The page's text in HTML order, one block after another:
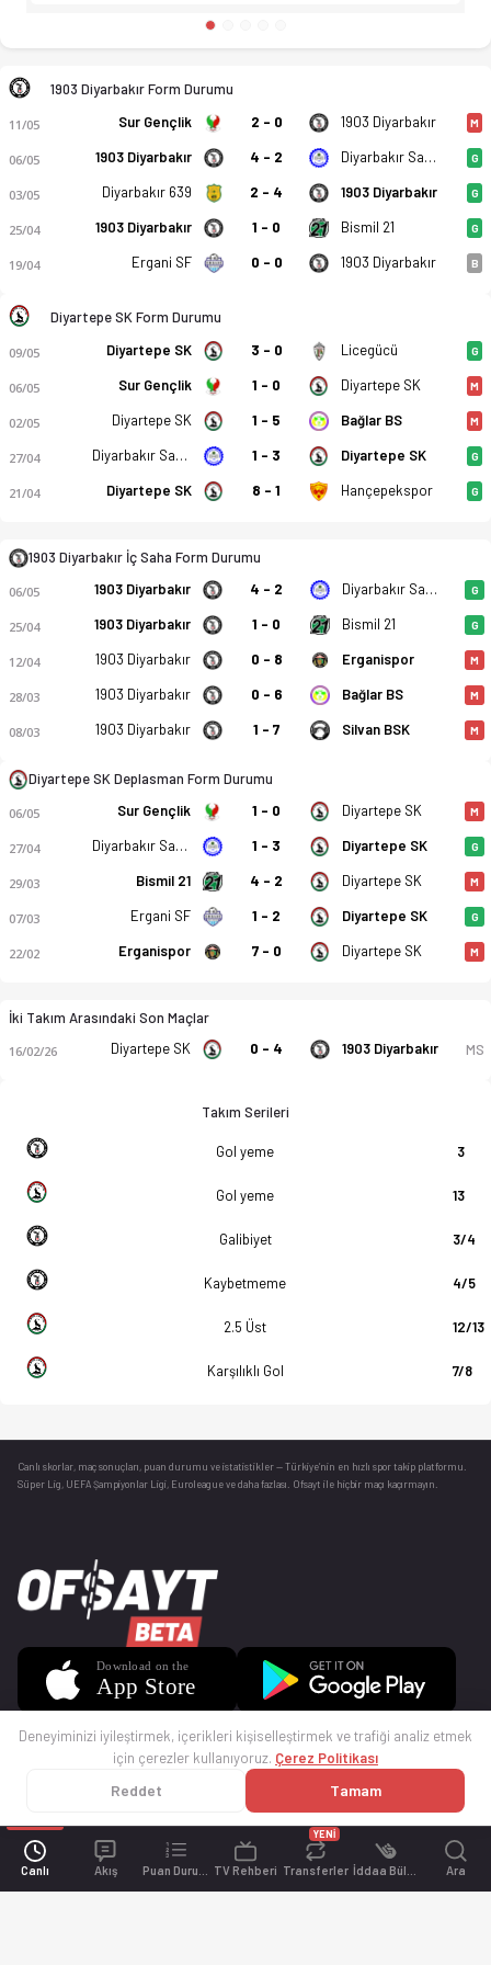
Canlı Akış TV Rehberi Transferler
YENİ
Ara
1903 Diyarbakır Kartalspor - Diyartepe Spor Kulübü 1-3
1903 Diyarbakır Form Durumu
11/05 Sur Gençlik 2 - 0 1903 Diyarbakır M
06/05 1903 Diyarbakır 4 - 2 Diyarbakır Sanayi Sitesi G
03/05 Diyarbakır 639 2 - 4 1903 Diyarbakır G
25/04 1903 Diyarbakır 1 - 0 Bismil 21 G
19/04 Ergani SF 0 - 0 1903 Diyarbakır B
Diyartepe SK Form Durumu
09/05 Diyartepe SK 3 - 0 Licegücü G
06/05 Sur Gençlik 1 - 0 Diyartepe SK M
02/05 Diyartepe SK 1 - 5 Bağlar BS M
27/04 Diyarbakır Sanayi Sitesi 1 - 3 Diyartepe SK G
21/04 Diyartepe SK 8 - 1 Hançepekspor G
1903 Diyarbakır İç Saha Form Durumu
06/05 1903 Diyarbakır 4 - 2 Diyarbakır Sanayi Sitesi G
25/04 1903 Diyarbakır 1 - 0 Bismil 21 G
12/04 1903 Diyarbakır 0 - 8 Erganispor M
28/03 1903 Diyarbakır 0 - 6 Bağlar BS M
08/03 1903 Diyarbakır 1 - 7 Silvan BSK M
Diyartepe SK Deplasman Form Durumu
06/05 Sur Gençlik 1 - 0 Diyartepe SK M
27/04 Diyarbakır Sanayi Sitesi 1 - 3 Diyartepe SK G
29/03 Bismil 21 4 - 2 Diyartepe SK M
07/03 Ergani SF 1 - 2 Diyartepe SK G
22/02 Erganispor 7 - 0 Diyartepe SK M
İki Takım Arasındaki Son Maçlar
16/02/26 Diyartepe SK 0 - 4 1903 Diyarbakır MS
Takım Serileri
Gol yeme 3
Gol yeme 13
Galibiyet 3/4
Kaybetmeme 4/5
2.5 Üst 12/13
Karşılıklı Gol 7/8
Canlı skorlar , maç sonuçları, puan durumu ve istatistikler — Türkiye’nin en hızlı spor takip platformu.
Süper Lig, UEFA Şampiyonlar Ligi, Euroleague ve daha fazlası. Ofsayt ile hiçbir maçı kaçırmayın.
© 2025 Ofsayt
Deneyiminizi iyileştirmek, içerikleri kişiselleştirmek ve trafiği analiz etmek
için çerezler kullanıyoruz. Çerez Politikası
Reddet Tamam